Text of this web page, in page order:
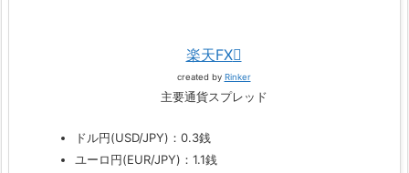
楽天FX
created by Rinker
主要通貨スプレッド
ドル円(USD/JPY)：0.3銭
ユーロ円(EUR/JPY)：1.1銭